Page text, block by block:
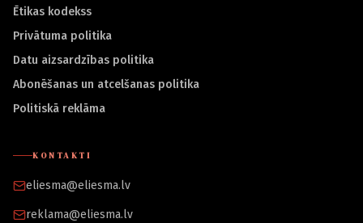
Ētikas kodekss
Privātuma politika
Datu aizsardzības politika
Abonēšanas un atcelšanas politika
Politiskā reklāma
KONTAKTI
eliesma@eliesma.lv
reklama@eliesma.lv